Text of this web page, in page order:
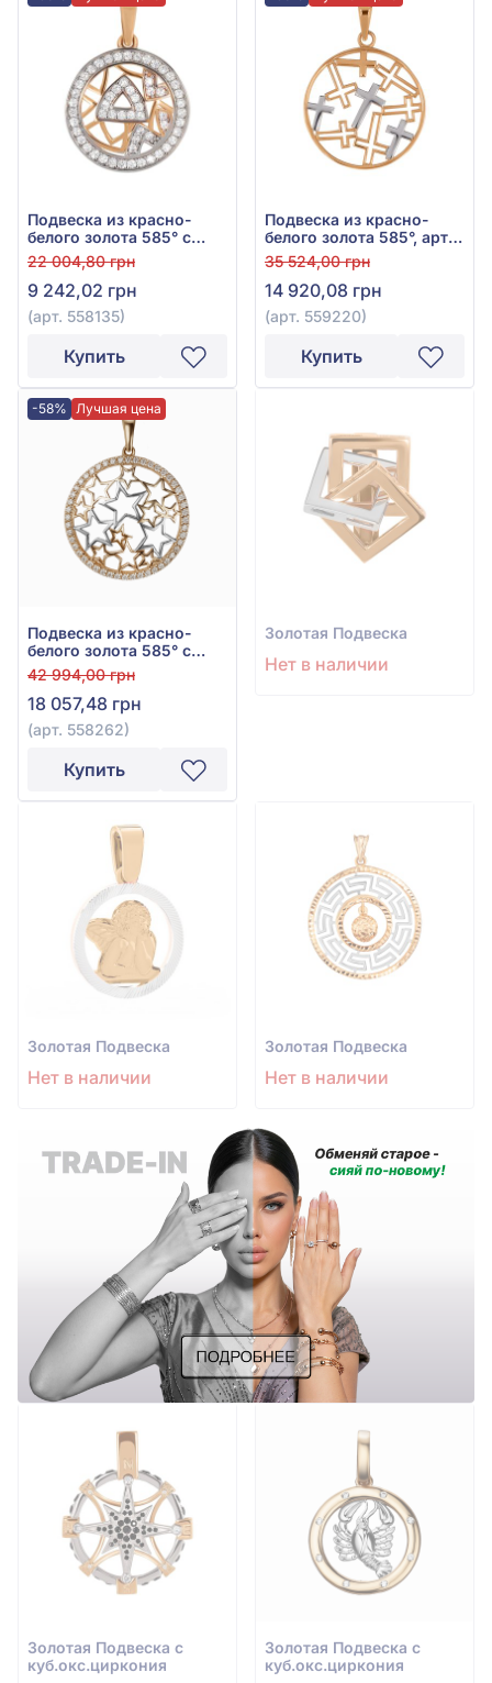
Подвеска из красно-
белого золота 585° с
фианитом, арт. 558135
22 004,80 грн
9 242,02 грн
(арт. 558135)
Купить
Подвеска из красно-
белого золота 585°, арт.
559220
35 524,00 грн
14 920,08 грн
(арт. 559220)
Купить
-58% Лучшая цена
Подвеска из красно-
белого золота 585° с
фианитом, арт. 558262
42 994,00 грн
18 057,48 грн
(арт. 558262)
Купить
Золотая Подвеска
Нет в наличии
Золотая Подвеска
Нет в наличии
Золотая Подвеска
Нет в наличии
Золотая Подвеска с
куб.окс.циркония
Золотая Подвеска с
куб.окс.циркония